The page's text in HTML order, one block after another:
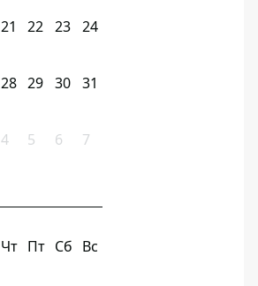
21 22 23 24
28 29 30 31
4 5 6 7
Чт Пт Сб Вс